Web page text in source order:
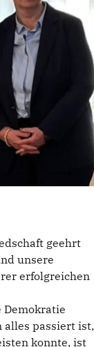
geehrt
unsere
erfolgreichen
Demokratie
alles passiert ist,
konnte, ist